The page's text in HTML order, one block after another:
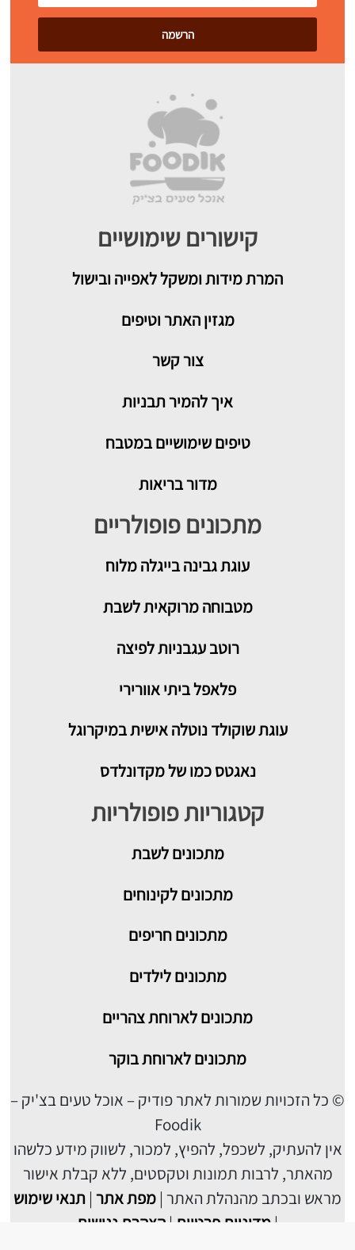
קישורים שימושיים
המרת מידות ומשקל לאפייה ובישול
מגזין האתר וטיפים
צור קשר
איך להמיר תבניות
טיפים שימושיים במטבח
מדור בריאות
מתכונים פופולריים
עוגת גבינה בייגלה מלוח
מטבוחה מרוקאית לשבת
רוטב עגבניות לפיצה
פלאפל ביתי אוורירי
עוגת שוקולד נוטלה אישית במיקרוגל
נאגטס כמו של מקדונלדס
קטגוריות פופולריות
מתכוניםלשבת
מתכונים לקינוחים
מתכונים חריפים
מתכונים לילדים
מתכונים לארוחת צהריים
מתכונים לארוחת בוקר
© כל הזכויות שמורות לאתר פודיק – אוכל טעים בצ'יק –
Foodik
אין להעתיק, לשכפל, להפיץ, למכור, לשווק מידע כלשהו
מהאתר, לרבות תמונות וטקסטים, ללא קבלת אישור
מראש ובכתב מהנהלת האתר | מפת אתר | תנאי שימוש
|מדיניות פרטיות |הצהרת נגישות